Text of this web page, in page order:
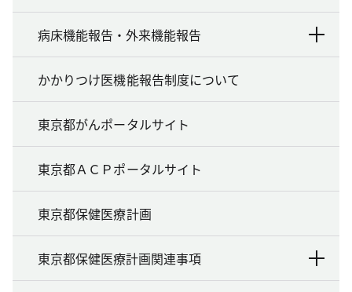
病床機能報告・外来機能報告
かかりつけ医機能報告制度について
東京都がんポータルサイト
東京都ＡＣＰポータルサイト
東京都保健医療計画
東京都保健医療計画関連事項